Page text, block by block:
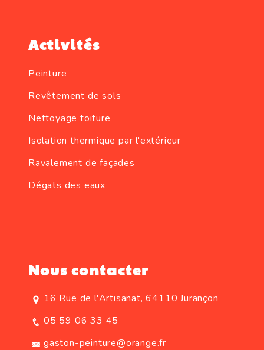
Activités
Peinture
Revêtement de sols
Nettoyage toiture
Isolation thermique par l'extérieur
Ravalement de façades
Dégats des eaux
Nous contacter
16 Rue de l'Artisanat, 64110 Jurançon
05 59 06 33 45
gaston-peinture@orange.fr